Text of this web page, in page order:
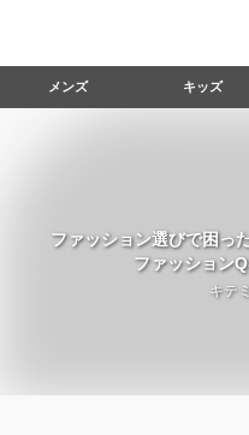
メンズ キッズ
ファッション選びで困っ
ファッション
キテ